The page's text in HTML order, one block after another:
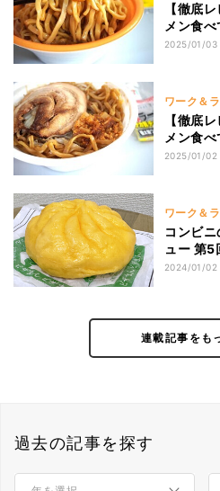
【徹底
メン食
超え】フ
はどうだ?
2025/01/03
ワーク＆
【徹底
メン食
円】セ
はどう?
2025/01/02
ワーク＆
コンビ
ュー 第5
ザまん
2024/01/02
連載記事をも
過去の記事を探す